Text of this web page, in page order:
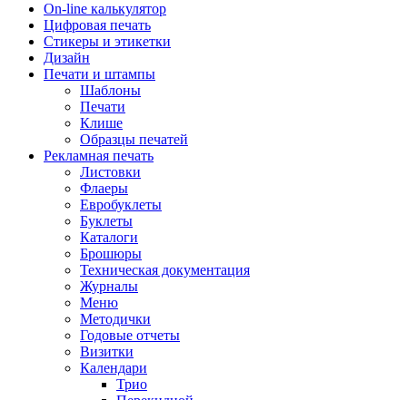
On-line калькулятор
Цифровая печать
Стикеры и этикетки
Дизайн
Печати и штампы
Шаблоны
Печати
Клише
Образцы печатей
Рекламная печать
Листовки
Флаеры
Евробуклеты
Буклеты
Каталоги
Брошюры
Техническая документация
Журналы
Меню
Методички
Годовые отчеты
Визитки
Календари
Трио